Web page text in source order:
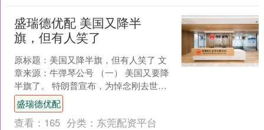
盛瑞德优配 美国又降半
旗，但有人笑了
原标题：美国又降半旗，但有人笑了 文
章来源：牛弹琴公号 （一） 美国又要降
半旗了。 特朗普宣布，为悼念刚去世的
美国参议员，全美降半旗志哀。 特朗普
略有点悲伤，说....
盛瑞德优配
查看： 165 分类： 东莞配资平台